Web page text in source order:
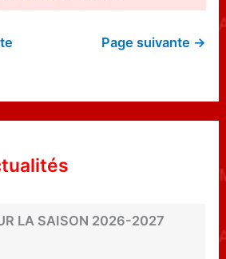
Page suivante →
LA SAISON 2026-2027